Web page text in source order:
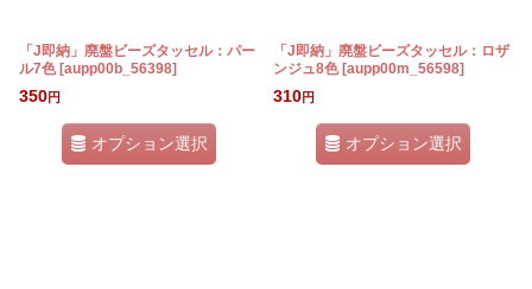
「J即納」廃盤ビーズタッセル：パー
ル7色 [aupp00b_56398]
350円
オプション選択
「J即納」廃盤ビーズタッセル：ロザ
ンジュ8色 [aupp00m_56598]
310円
オプション選択